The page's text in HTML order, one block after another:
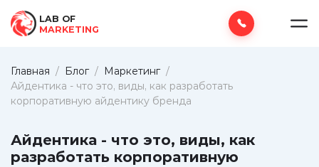
LAB OF
MARKETING
Главная / Блог / Маркетинг /
Айдентика - что это, виды, как разработать
корпоративную айдентику бренда
Айдентика - что это, виды, как
разработать корпоративную